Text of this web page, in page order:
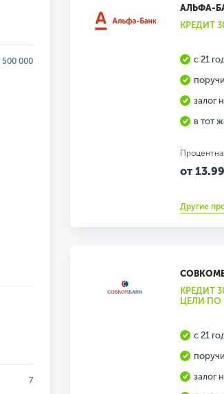
500 000
7
АЛЬФА-
КРЕДИТ
с 21
залог
в тот
от
Другие
КРЕДИТ
ЦЕЛИ ПО
с 21
залог